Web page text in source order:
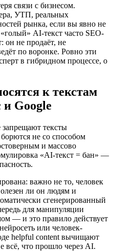
связи с бизнесом.
УТП, реальных
рынка, если вы явно не
AI-текст часто SEO-
он не продаёт, не
по воронке. Ровно эти
в гибридном процессе, о
к текстам
Google
тексты
не со способом
и массово
«AI-текст = бан» —
важно не то, человек
ли он людям и
сгенерированный
для манипуляции
— и это правило действует
или человек-
helpful content вычищают
всё, что прошло через AI.